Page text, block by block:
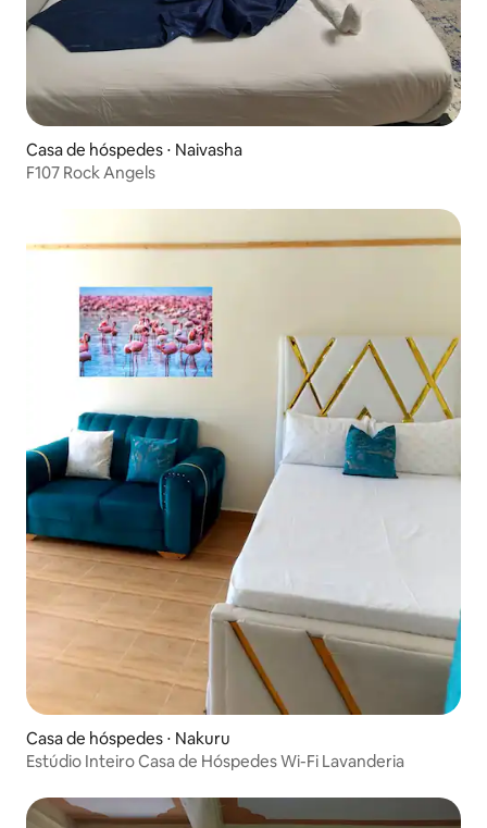
Casa de hóspedes ⋅ Naivasha
F107 Rock Angels
Casa de hóspedes ⋅ Nakuru
Estúdio Inteiro Casa de Hóspedes Wi-Fi Lavanderia